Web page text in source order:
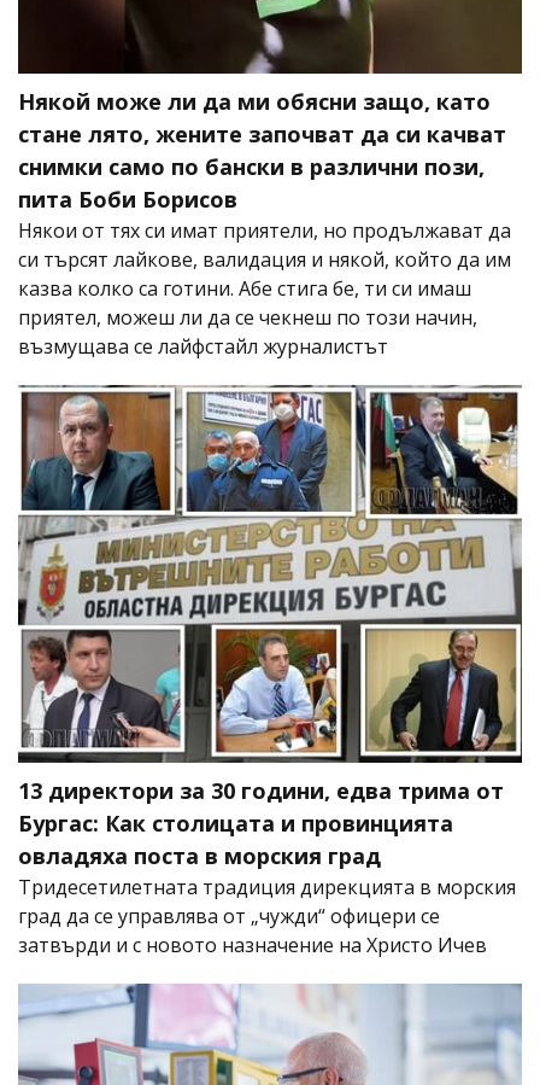
Някой може ли да ми обясни защо, като
стане лято, жените започват да си качват
снимки само по бански в различни пози,
пита Боби Борисов
Някои от тях си имат приятели, но продължават да
си търсят лайкове, валидация и някой, който да им
казва колко са готини. Абе стига бе, ти си имаш
приятел, можеш ли да се чекнеш по този начин,
възмущава се лайфстайл журналистът
13 директори за 30 години, едва трима от
Бургас: Как столицата и провинцията
овладяха поста в морския град
Тридесетилетната традиция дирекцията в морския
град да се управлява от „чужди“ офицери се
затвърди и с новото назначение на Христо Ичев